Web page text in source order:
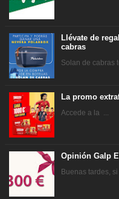
Llévate de
cabras
Solan de cabras
La promo
Accede a la ...
Opinión Galp
Buenas tardes, si